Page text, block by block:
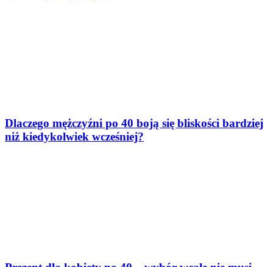
Dlaczego mężczyźni po 40 boją się bliskości bardziej
niż kiedykolwiek wcześniej?